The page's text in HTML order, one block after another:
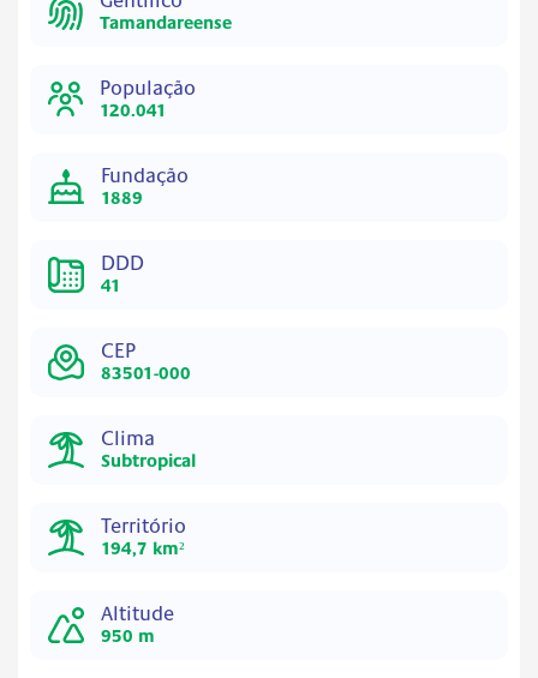
Tamandareense
População
120.041
Fundação
1889
DDD
41
CEP
83501-000
Clima
Subtropical
Território
194,7 km²
Altitude
950 m